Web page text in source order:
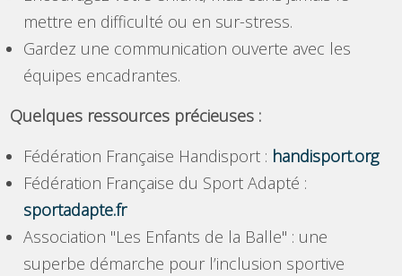
mettre en difficulté ou en sur-stress.
Gardez une communication ouverte avec les
équipes encadrantes.
Quelques ressources précieuses :
Fédération Française Handisport : handisport.org
Fédération Française du Sport Adapté :
sportadapte.fr
Association "Les Enfants de la Balle" : une
superbe démarche pour l’inclusion sportive